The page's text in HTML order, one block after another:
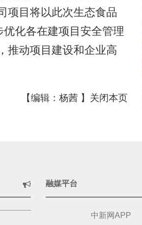
项目将以此次生态食品
优化各在建项目安全管理
推动项目建设和企业高
【编辑：杨茜 】 关闭本页
融媒平台
中新网APP